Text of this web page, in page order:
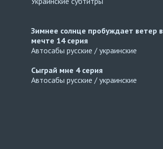
Зимнее солнце пробуждает ветер в
мечте 14 серия
Автосабы русские / украинские
Сыграй мне 4 серия
Автосабы русские / украинские